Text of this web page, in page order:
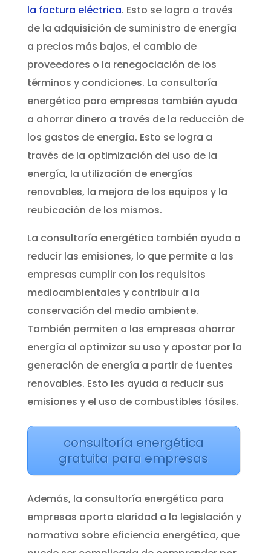
la factura eléctrica. Esto se logra a través
de la adquisición de suministro de energía
a precios más bajos, el cambio de
proveedores o la renegociación de los
términos y condiciones. La consultoría
energética para empresas también ayuda
a ahorrar dinero a través de la reducción de
los gastos de energía. Esto se logra a
través de la optimización del uso de la
energía, la utilización de energías
renovables, la mejora de los equipos y la
reubicación de los mismos.
La consultoría energética también ayuda a
reducir las emisiones, lo que permite a las
empresas cumplir con los requisitos
medioambientales y contribuir a la
conservación del medio ambiente.
También permiten a las empresas ahorrar
energía al optimizar su uso y apostar por la
generación de energía a partir de fuentes
renovables. Esto les ayuda a reducir sus
emisiones y el uso de combustibles fósiles.
consultoría energética
gratuita para empresas
Además, la consultoría energética para
empresas aporta claridad a la legislación y
normativa sobre eficiencia energética, que